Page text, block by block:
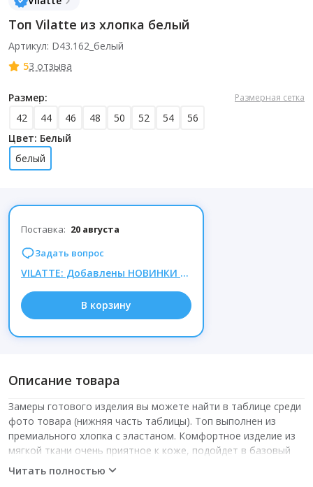
Топ Vilatte из хлопка белый
Артикул: D43.162_белый
53 отзыва
Размер: Размерная сетка
42 44 46 48 50 52 54
56
Цвет: Белый
белый
Поставка: 20 августа
Задать вопрос
VILATTE: Добавлены НОВИНКИ ОСЕНИ 2026г. СКИДКИ -20% на всю осеннюю коллекцию.
В корзину
Описание товара
Замеры готового изделия вы можете найти в таблице среди
фото товара (нижняя часть таблицы). Топ выполнен из
премиального хлопка с эластаном. Комфортное изделие из
мягкой ткани очень приятное к коже, подойдет в базовый
гардероб и для спортивных образов. Модель украшена
Читать полностью